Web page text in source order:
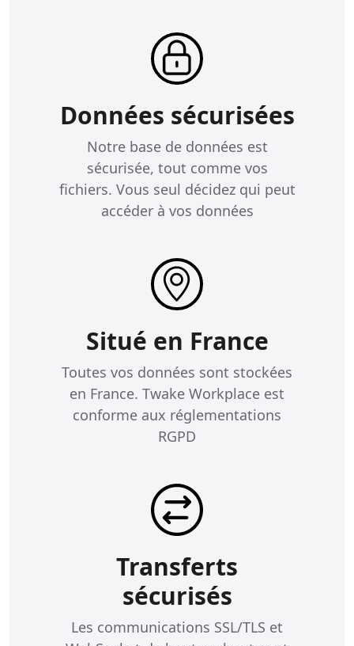
Données sécurisées
Notre base de données est
sécurisée, tout comme vos
fichiers. Vous seul décidez qui peut
accéder à vos données
Situé en France
Toutes vos données sont stockées
en France. Twake Workplace est
conforme aux réglementations
RGPD
Transferts
sécurisés
Les communications SSL/TLS et